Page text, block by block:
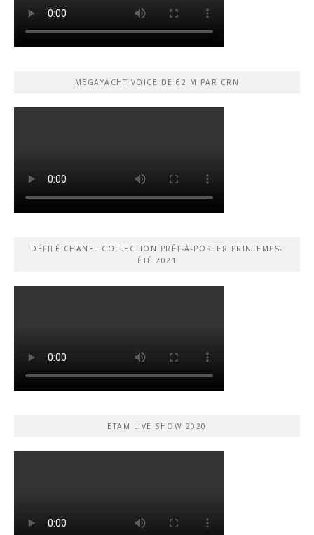
MEGAYACHT VOICE DE 62 M PAR CRN
DÉFILÉ CHANEL COLLECTION PRÊT-À-PORTER PRINTEMPS-
ÉTÉ 2021
ETAM LIVE SHOW 2020